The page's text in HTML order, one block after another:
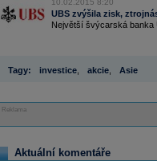
10.02.2015 8:20
UBS zvýšila zisk,
Největší švýcarská banka
Tagy: investice, akcie, Asie
Reklama
Aktuální komentáře